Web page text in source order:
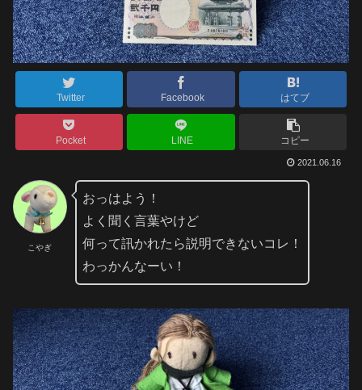
Twitter Facebook はてブ
Pocket LINE コピー
2021.06.16
こやぎ
おっはよう！
よく聞く言葉やけど
何って訊かれたら説明できないコレ！
わっかんなーい！